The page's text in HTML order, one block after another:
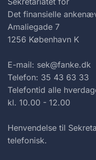
Det finansielle
Amaliegade 7
1256 København K
E-mail: sek@fanke.dk
Telefon: 35 43 63 33
Telefontid alle
kl. 10.00 - 12.00
Henvendelse til
telefonisk.